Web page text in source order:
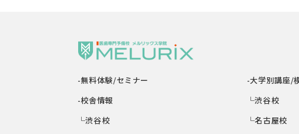
-無料体験/セミナー
-校舎情報
└渋谷校
-大学別講座/
└渋谷校
└名古屋校